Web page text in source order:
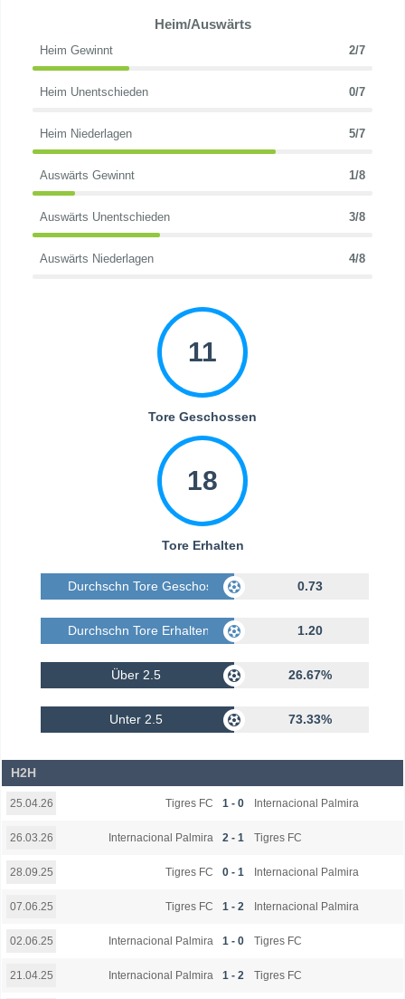
Heim/Auswärts
Heim Gewinnt 2/7
Heim Unentschieden 0/7
Heim Niederlagen 5/7
Auswärts Gewinnt 1/8
Auswärts Unentschieden 3/8
Auswärts Niederlagen 4/8
11
Tore Geschossen
18
Tore Erhalten
Durchschn Tore Geschossen 0.73
Durchschn Tore Erhalten 1.20
Über 2.5 26.67%
Unter 2.5 73.33%
H2H
25.04.26 Tigres FC 1 - 0 Internacional Palmira
26.03.26 Internacional Palmira 2 - 1 Tigres FC
28.09.25 Tigres FC 0 - 1 Internacional Palmira
07.06.25 Tigres FC 1 - 2 Internacional Palmira
02.06.25 Internacional Palmira 1 - 0 Tigres FC
21.04.25 Internacional Palmira 1 - 2 Tigres FC